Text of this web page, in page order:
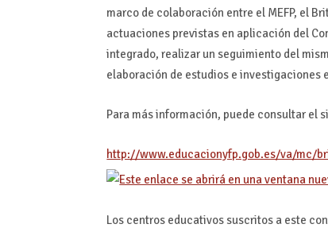
marco de colaboración entre el MEFP, el
actuaciones previstas en aplicación del
integrado, realizar un seguimiento del
elaboración de estudios e investigaciones
Para más información, puede consultar el
http://www.educacionyfp.gob.es/va/mc/
Los centros educativos suscritos a este